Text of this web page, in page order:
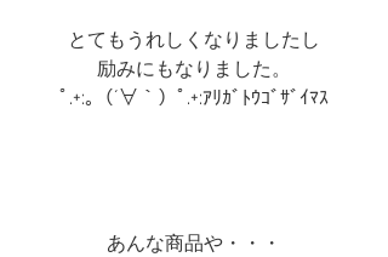
とてもうれしくなりましたし
励みにもなりました。
ﾟ.+:｡（´∀｀）ﾟ.+:ｱﾘｶﾞﾄｳｺﾞｻﾞｲﾏｽ
あんな商品や・・・